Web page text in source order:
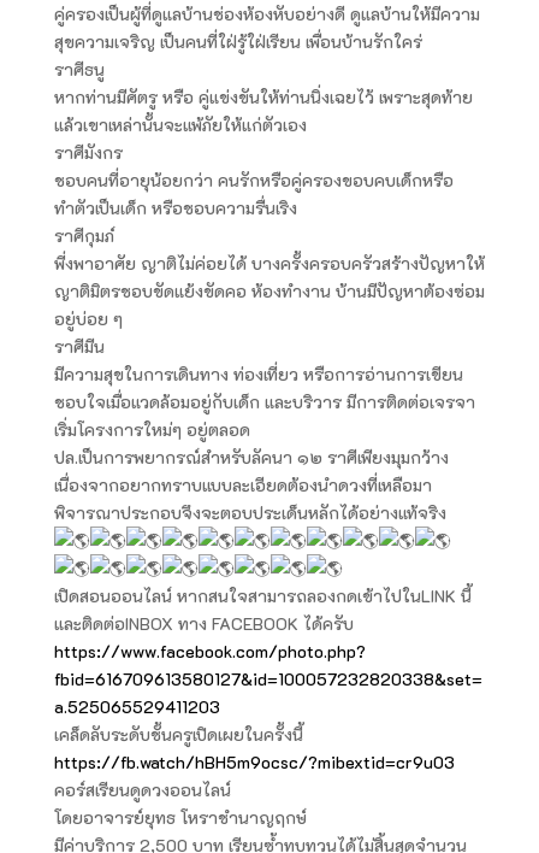
คู่ครองเป็นผู้ที่ดูแลบ้านช่องห้องหับอย่างดี ดูแลบ้านให้มีความ
สุขความเจริญ เป็นคนที่ใฝ่รู้ใฝ่เรียน เพื่อนบ้านรักใคร่
ราศีธนู
หากท่านมีศัตรู หรือ คู่แข่งขันให้ท่านนิ่งเฉยไว้ เพราะสุดท้าย
แล้วเขาเหล่านั้นจะแพ้ภัยให้แก่ตัวเอง
ราศีมังกร
ชอบคนที่อายุน้อยกว่า คนรักหรือคู่ครองขอบคบเด็กหรือ
ทำตัวเป็นเด็ก หรือชอบความรื่นเริง
ราศีกุมภ์
พี่งพาอาศัย ญาติไม่ค่อยได้ บางครั้งครอบครัวสร้างปัญหาให้
ญาติมิตรชอบขัดแย้งขัดคอ ห้องทำงาน บ้านมีปัญหาต้องซ่อม
อยู่บ่อย ๆ
ราศีมีน
มีความสุขในการเดินทาง ท่องเที่ยว หรือการอ่านการเขียน
ชอบใจเมื่อแวดล้อมอยู่กับเด็ก และบริวาร มีการติดต่อเจรจา
เริ่มโครงการใหม่ๆ อยู่ตลอด
ปล.เป็นการพยากรณ์สำหรับลัคนา ๑๒ ราศีเพียงมุมกว้าง
เนื่องจากอยากทราบแบบละเอียดต้องนำดวงที่เหลือมา
พิจารณาประกอบจึงจะตอบประเด็นหลักได้อย่างแท้จริง
เปิดสอนออนไลน์ หากสนใจสามารถลองกดเข้าไปในLINK นี้
และติดต่อINBOX ทาง FACEBOOK ได้ครับ
https://www.facebook.com/photo.php?
fbid=616709613580127&id=100057232820338&set=
a.525065529411203
เคล็ดลับระดับชั้นครูเปิดเผยในครั้งนี้
https://fb.watch/hBH5m9ocsc/?mibextid=cr9u03
คอร์สเรียนดูดวงออนไลน์
โดยอาจารย์ยุทธ โหราชำนาญฤกษ์
มีค่าบริการ 2,500 บาท เรียนซ้ำทบทวนได้ไม่สิ้นสุดจำนวน